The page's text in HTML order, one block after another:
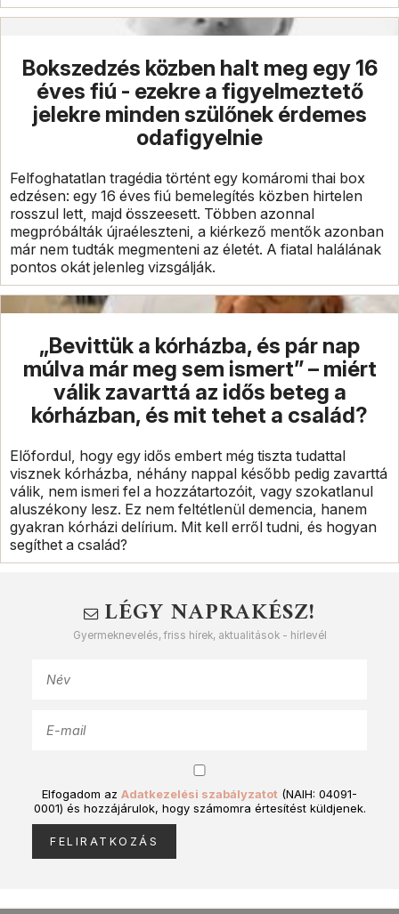
Bokszedzés közben halt meg egy 16
éves fiú - ezekre a figyelmeztető
jelekre minden szülőnek érdemes
odafigyelnie
Felfoghatatlan tragédia történt egy komáromi thai box
edzésen: egy 16 éves fiú bemelegítés közben hirtelen
rosszul lett, majd összeesett. Többen azonnal
megpróbálták újraéleszteni, a kiérkező mentők azonban
már nem tudták megmenteni az életét. A fiatal halálának
pontos okát jelenleg vizsgálják.
„Bevittük a kórházba, és pár nap
múlva már meg sem ismert” – miért
válik zavarttá az idős beteg a
kórházban, és mit tehet a család?
Előfordul, hogy egy idős embert még tiszta tudattal
visznek kórházba, néhány nappal később pedig zavarttá
válik, nem ismeri fel a hozzátartozóit, vagy szokatlanul
aluszékony lesz. Ez nem feltétlenül demencia, hanem
gyakran kórházi delírium. Mit kell erről tudni, és hogyan
segíthet a család?
LÉGY NAPRAKÉSZ!
Gyermeknevelés, friss hírek, aktualitások - hírlevél
Elfogadom az Adatkezelési szabályzatot (NAIH: 04091-
0001) és hozzájárulok, hogy számomra értesítést küldjenek.